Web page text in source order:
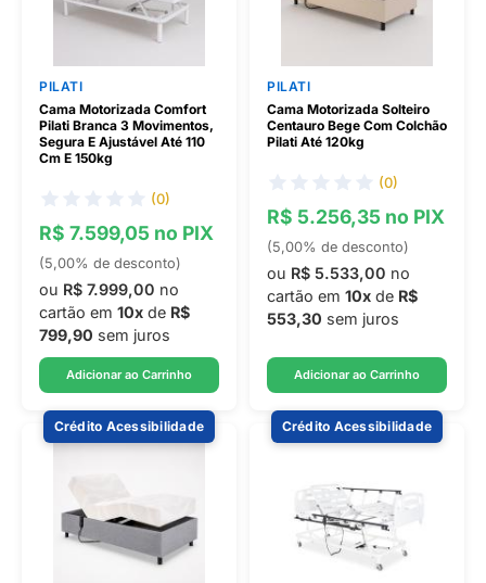
PILATI
Cama Motorizada Comfort
Pilati Branca 3 Movimentos,
Segura E Ajustável Até 110
Cm E 150kg
(0)
R$ 7.599,05 no PIX
(5,00% de desconto)
ou R$ 7.999,00 no
cartão em 10x de R$
799,90 sem juros
Adicionar ao Carrinho
PILATI
Cama Motorizada Solteiro
Centauro Bege Com Colchão
Pilati Até 120kg
(0)
R$ 5.256,35 no PIX
(5,00% de desconto)
ou R$ 5.533,00 no
cartão em 10x de R$
553,30 sem juros
Adicionar ao Carrinho
Crédito Acessibilidade Crédito Acessibilidade